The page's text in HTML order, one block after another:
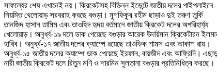
সাফল্যের শেষ এখানেই নয়। ক্রিকেটসহ বিভিন্ন ইভেন্টে জাতীয় দলের পাইপলাইনে
নিয়মিত খেলোয়াড় সরবরাহ করছে বগুড়া। মুশফিকুর রহীম ছাড়াও দুই তরুণ তুর্কি
তানজিদ হাসান তামিম এবং তাওহিদ হৃদয় বর্তমানে জাতীয় ক্রিকেট দলের অপরিহার্য্য
খেলোয়াড়। অনুর্ধ্ব-১৯ দলে ডাক পেয়েছে বগুড়ার আরেক উদয়িমান ক্রিকেটারন
হাবিব। অনুর্ধ্ব-১৭ জাতীয় দলের ক্যাম্পে রয়েছে তাওফিক শামস এবং আকাশ রায়।
অনুর্ধ্ব-১৫ জাতীয় দলের ক্যাম্পে ডাক পেয়েছে ইরফান, বায়জীদ এবং আফ্রিদি।
নারী জাতীয় ক্রিকেট দলে রিতুন মণি ও শারমিন সুলতানা বগুড়ার প্রতিনিধিত্ব করছে।